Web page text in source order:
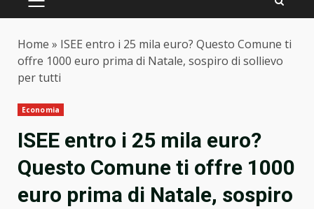
PRIMARY
Home » ISEE entro i 25 mila euro? Questo Comune ti
offre 1000 euro prima di Natale, sospiro di sollievo
per tutti
Economia
ISEE entro i 25 mila euro?
Questo Comune ti offre 1000
euro prima di Natale, sospiro